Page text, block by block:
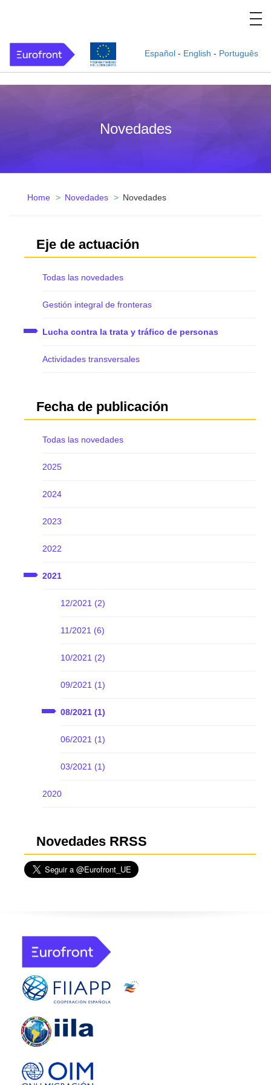
Español - English - Português
Novedades
Home Novedades Novedades
Eje de actuación
Todas las novedades
Gestión integral de fronteras
Lucha contra la trata y tráfico de personas
Actividades transversales
Fecha de publicación
Todas las novedades
2025
2024
2023
2022
2021
12/2021 (2)
11/2021 (6)
10/2021 (2)
09/2021 (1)
08/2021 (1)
06/2021 (1)
03/2021 (1)
2020
Novedades RRSS